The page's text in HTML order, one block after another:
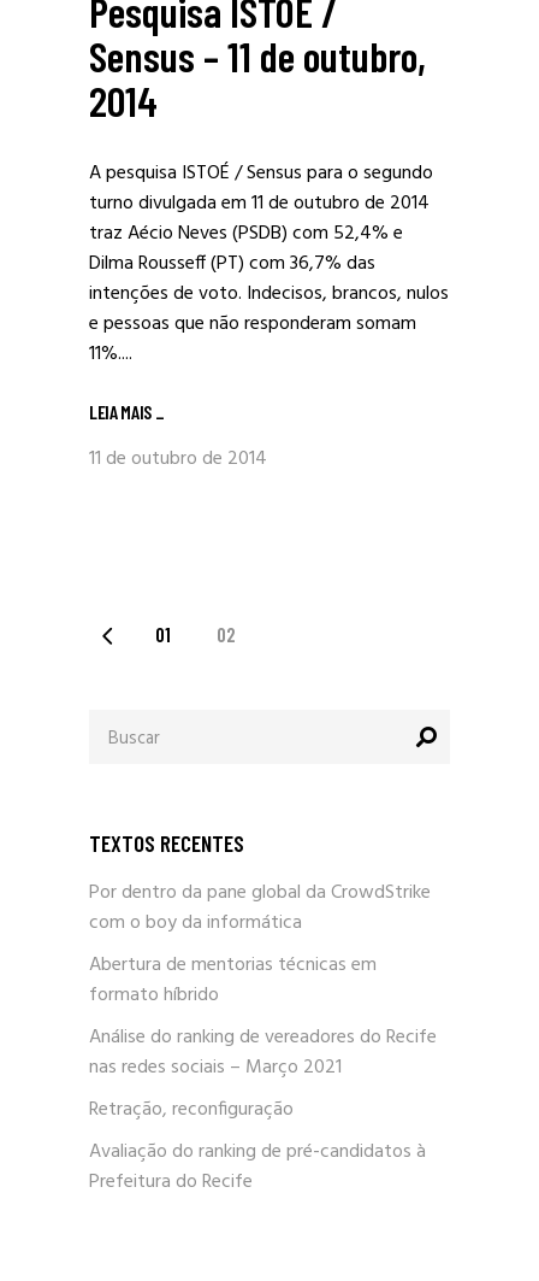
Pesquisa ISTOÉ /
Sensus – 11 de outubro,
2014
A pesquisa ISTOÉ / Sensus para o segundo
turno divulgada em 11 de outubro de 2014
traz Aécio Neves (PSDB) com 52,4% e
Dilma Rousseff (PT) com 36,7% das
intenções de voto. Indecisos, brancos, nulos
e pessoas que não responderam somam
11%....
LEIA MAIS _
11 de outubro de 2014
PAGINAÇÃO
POSTS
01 02
por:
TEXTOS RECENTES
Por dentro da pane global da CrowdStrike
com o boy da informática
Abertura de mentorias técnicas em
formato híbrido
Análise do ranking de vereadores do Recife
nas redes sociais – Março 2021
Retração, reconfiguração
Avaliação do ranking de pré-candidatos à
Prefeitura do Recife